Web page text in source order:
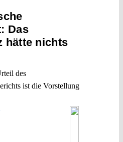
Das
hätte nichts
des
ist die Vorstellung